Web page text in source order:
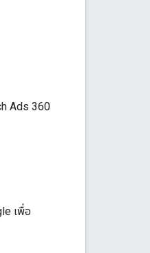
Ads 360
เพื่อ